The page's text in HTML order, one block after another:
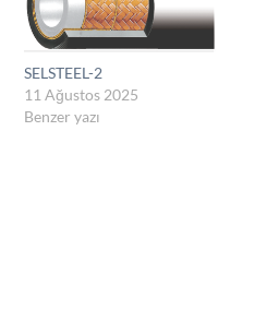
SELSTEEL-2
11 Ağustos 2025
Benzer yazı